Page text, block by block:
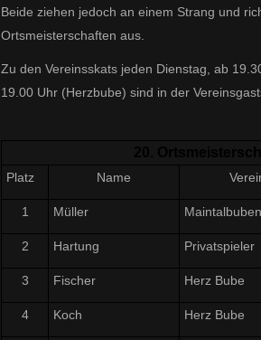
Beide ziehen jedoch an einem Strang und
Ortsmeisterschaften aus.
Zu den Vereinsskats jeden Dienstag, ab
19.00 Uhr (Herzbube) sind in der
Platz Name
1 Müller Maintalbuben
2 Hartung Privatspieler
3 Fischer Herz Bube
4 Koch Herz Bube